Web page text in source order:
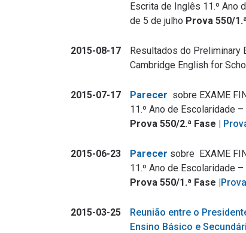
Escrita de Inglês 11.º Ano
de 5 de julho Prova 550/
2015-08-17
Resultados do
Cambridge English for
2015-07-17 Parecer sobre EXAME
11.º Ano de Escolaridade
Prova 550/2.ª Fase |
2015-06-23 Parecer sobre EXAME
11.º Ano de Escolaridade
Prova 550/1.ª Fase |Prova
2015-03-25
Reunião entre o
Ensino Básico e